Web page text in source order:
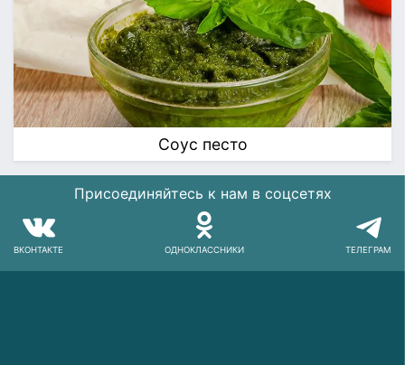
Соус песто
Присоединяйтесь к нам в соцсетях
ВКОНТАКТЕ ОДНОКЛАССНИКИ ТЕЛЕГРАМ